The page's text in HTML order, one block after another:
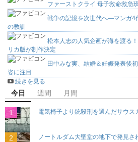
ファーストクライ 母子救命救急
戦争の記憶を次世代へ―マンガ4
の教訓
松本人志の人気企画が海を渡る
リカ版が制作決定
田中みな実、結婚＆妊娠発表後
姿に注目
続きを見る
今日 週間 月間
電気椅子より銃殺刑を選んだサウス
ノートルダム大聖堂の地下で発見さ